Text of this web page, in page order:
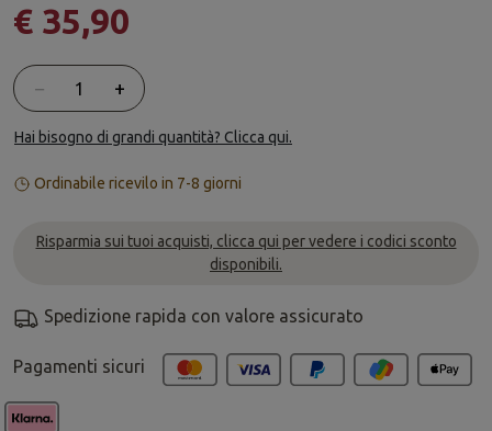
€ 35,90
Quantità
− +
Hai bisogno di grandi quantità? Clicca qui.
Ordinabile ricevilo in 7-8 giorni
Risparmia sui tuoi acquisti, clicca qui per vedere i codici sconto
disponibili.
Spedizione rapida con valore assicurato
Pagamenti sicuri